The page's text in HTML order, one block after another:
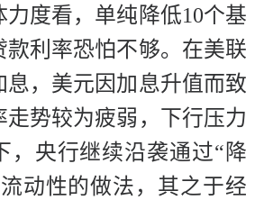
力度看，单纯降低10个基
款利率恐怕不够。在美联
息，美元因加息升值而致
走势较为疲弱，下行压力
，央行继续沿袭通过“降
动性的做法，其之于经